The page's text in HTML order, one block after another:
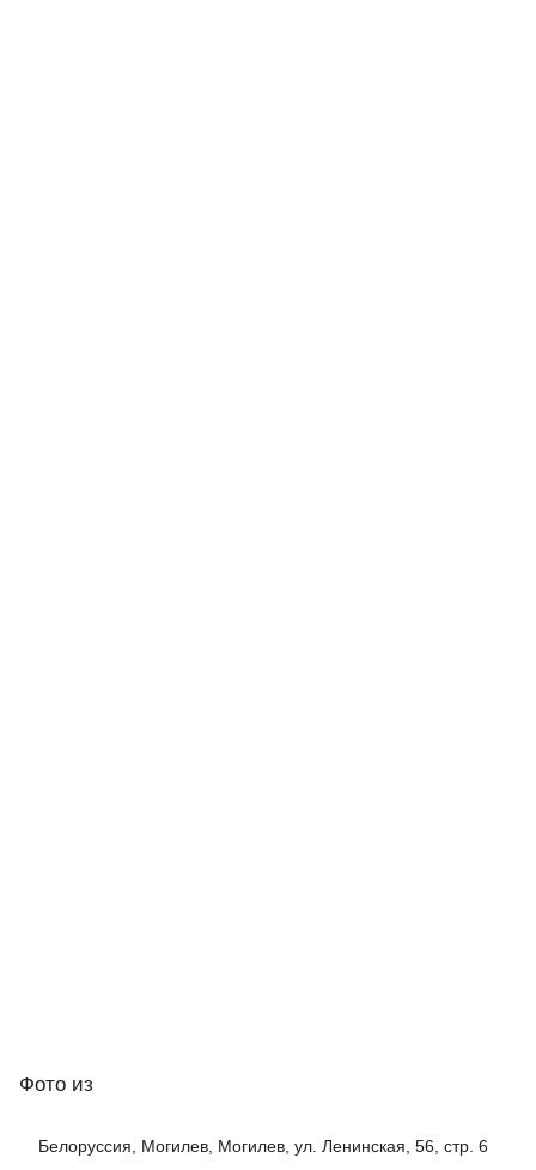
Фото из
Белоруссия, Могилев, Могилев, ул. Ленинская, 56, стр. 6